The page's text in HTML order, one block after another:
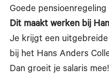
Goede pensioenregeling
Dit maakt werken bij
Je krijgt een
bij het Hans Anders
Dan groeit je salaris mee!